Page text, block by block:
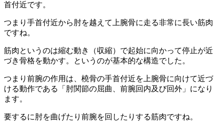
首付近です。
つまり 手首付近から肘を越えて上腕骨に走る非常に長い筋肉
ですね。
筋肉というのは縮む動き（収縮）で起始に向かって停止が近
づき骨格を動かす。
というのが基本的な構造でした。
つまり前腕の作用は、橈骨の手首付近を上腕骨に向けて近づ
ける動作である
「肘関節の屈曲、前腕回内及び回外」 になり
ます。
要するに肘を曲げたり前腕を回したりする筋肉ですね。